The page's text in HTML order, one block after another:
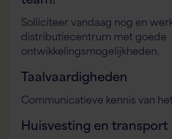
Solliciteer vandaag nog en
distributiecentrum met goede
ontwikkelingsmogelijkheden.
Taalvaardigheden
Communicatieve kennis van
Huisvesting en transport